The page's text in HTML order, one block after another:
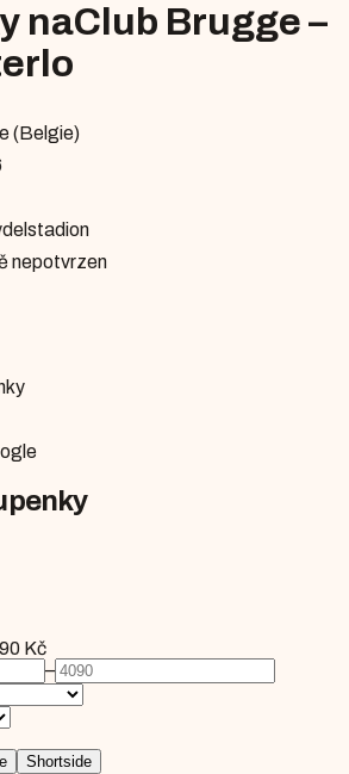
naClub Brugge –
(Belgie)
nepotvrzen
Kč
–
Shortside